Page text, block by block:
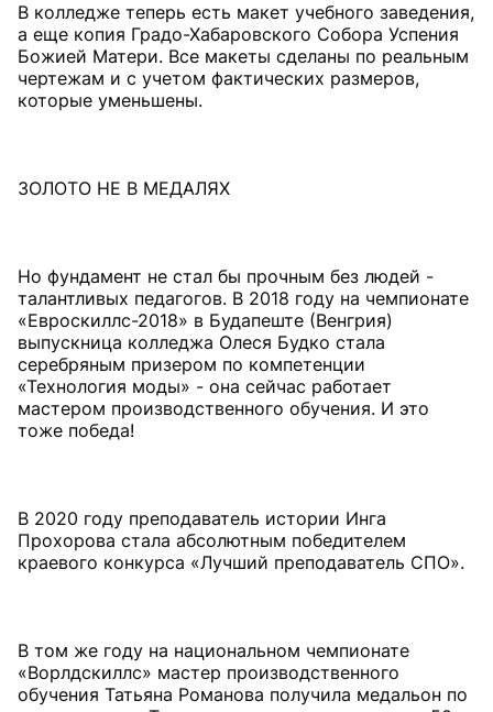
В колледже теперь есть макет учебного заведения,
а еще копия Градо-Хабаровского Собора Успения
Божией Матери. Все макеты сделаны по реальным
чертежам и с учетом фактических размеров,
которые уменьшены.
ЗОЛОТО НЕ В МЕДАЛЯХ
Но фундамент не стал бы прочным без людей -
талантливых педагогов. В 2018 году на чемпионате
«Евроскиллс-2018» в Будапеште (Венгрия)
выпускница колледжа Олеся Будко стала
серебряным призером по компетенции
«Технология моды» - она сейчас работает
мастером производственного обучения. И это
тоже победа!
В 2020 году преподаватель истории Инга
Прохорова стала абсолютным победителем
краевого конкурса «Лучший преподаватель СПО».
В том же году на национальном чемпионате
«Ворлдскиллс» мастер производственного
обучения Татьяна Романова получила медальон по